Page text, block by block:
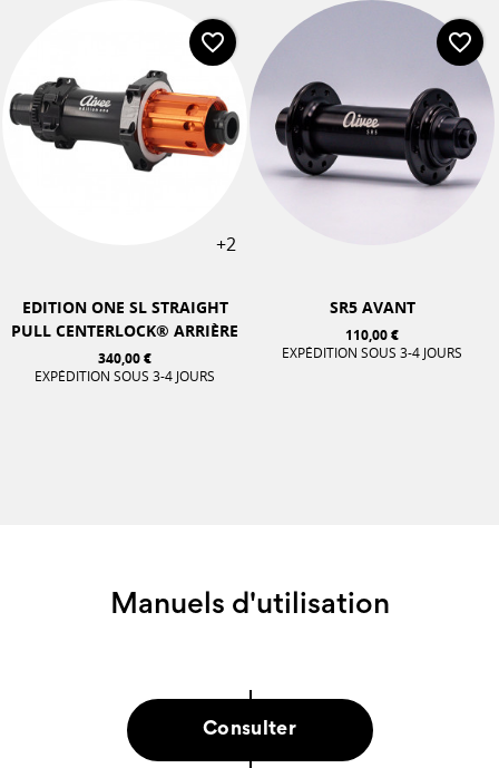
+2
EDITION ONE SL STRAIGHT
PULL CENTERLOCK® ARRIÈRE
340,00 €
EXPÉDITION SOUS 3-4 JOURS
favorite_border
SR5 AVANT
110,00 €
EXPÉDITION SOUS 3-4 JOURS
favorite_border
Manuels d'utilisation
Consulter